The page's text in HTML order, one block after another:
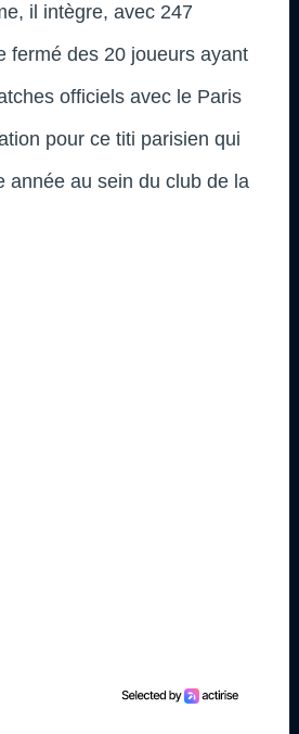
il intègre, avec 247
fermé des 20 joueurs ayant
officiels avec le Paris
pour ce titi parisien qui
année au sein du club de la